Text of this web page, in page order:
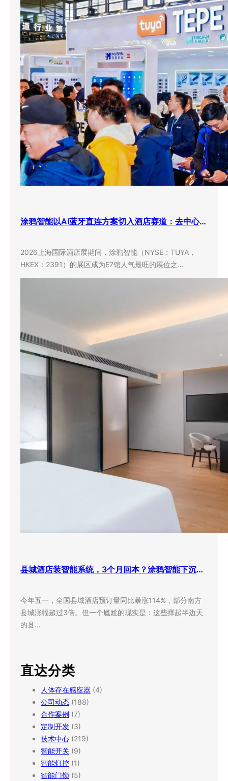
涂鸦智能以AI蓝牙直连方案切入酒店赛道：去中心化架构破解智能化改造三大痛点
2026上海国际酒店展期间，涂鸦智能（NYSE：TUYA，
HKEX：2391）的展区成为E7馆人气最旺的展位之…
县城酒店装智能系统，3个月回本？涂鸦智能下沉市场打法曝光
今年五一，全国县域酒店预订量同比暴涨114%，部分南方
县城涨幅超过3倍。但一个尴尬的现实是：这些撑起半边天
的县…
直达分类
人体存在感应器 (4)
公司动态 (188)
合作案例 (7)
定制开发 (3)
技术中心 (219)
智能开关 (9)
智能灯控 (1)
智能门锁 (5)